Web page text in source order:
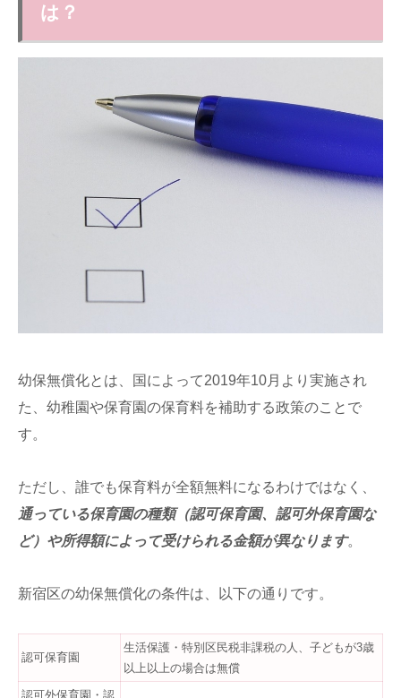
は？
幼保無償化とは、国によって2019年10月より実施され
た、幼稚園や保育園の保育料を補助する政策のことで
す。
ただし、誰でも保育料が全額無料になるわけではなく、
通っている保育園の種類（認可保育園、認可外保育園な
ど）や所得額によって受けられる金額が異なります。
新宿区の幼保無償化の条件は、以下の通りです。
認可保育園
生活保護・特別区民税非課税の人、子どもが3歳
以上以上の場合は無償
認可外保育園・認